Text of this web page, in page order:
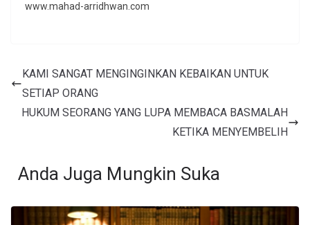
www.mahad-arridhwan.com
KAMI SANGAT MENGINGINKAN KEBAIKAN UNTUK
SETIAP ORANG
HUKUM SEORANG YANG LUPA MEMBACA BASMALAH
KETIKA MENYEMBELIH
Anda Juga Mungkin Suka